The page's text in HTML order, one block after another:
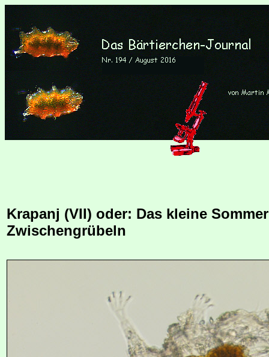
Krapanj (VII) oder: Das kleine
Zwischengrübeln